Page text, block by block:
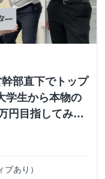
幹部直下でトップ
学生から本物の
円目指してみま
歴不問 #未経験
ルスセンター
あり）